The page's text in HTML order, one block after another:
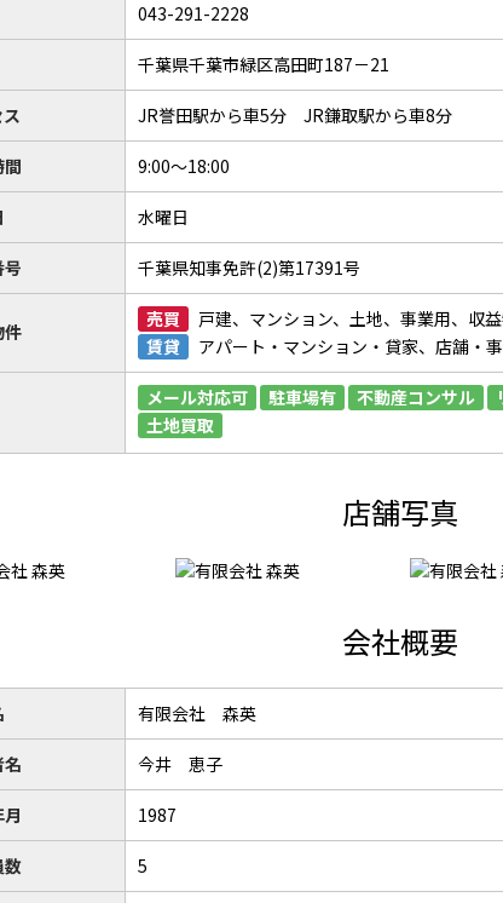
043-291-2228
千葉県千葉市緑区高田町187－21
JR誉田駅から車5分 JR鎌取駅から車8分
間 9:00～18:00
水曜日
千葉県知事免許(2)第17391号
件
売買
戸建、マンション、土地、事業用、収
賃貸
アパート・マンション・貸家、店舗・
メール対応可 駐車場有 不動産コンサル
土地買取
店舗写真
会社概要
有限会社 森英
今井 恵子
1987
数 5